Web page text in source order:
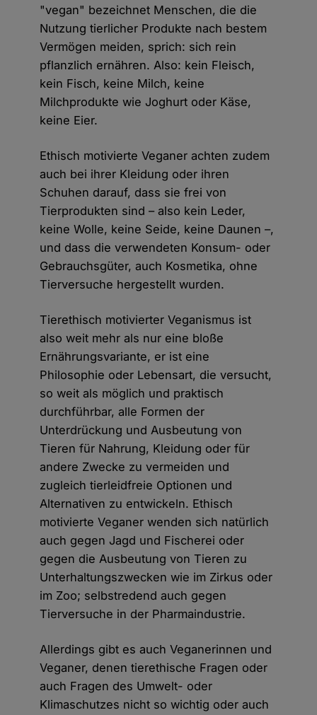
"vegan" bezeichnet Menschen, die die
Nutzung tierlicher Produkte nach bestem
Vermögen meiden, sprich: sich rein
pflanzlich ernähren. Also: kein Fleisch,
kein Fisch, keine Milch, keine
Milchprodukte wie Joghurt oder Käse,
keine Eier.
Ethisch motivierte Veganer achten zudem
auch bei ihrer Kleidung oder ihren
Schuhen darauf, dass sie frei von
Tierprodukten sind – also kein Leder,
keine Wolle, keine Seide, keine Daunen –,
und dass die verwendeten Konsum- oder
Gebrauchsgüter, auch Kosmetika, ohne
Tierversuche hergestellt wurden.
Tierethisch motivierter Veganismus ist
also weit mehr als nur eine bloße
Ernährungsvariante, er ist eine
Philosophie oder Lebensart, die versucht,
so weit als möglich und praktisch
durchführbar, alle Formen der
Unterdrückung und Ausbeutung von
Tieren für Nahrung, Kleidung oder für
andere Zwecke zu vermeiden und
zugleich tierleidfreie Optionen und
Alternativen zu entwickeln. Ethisch
motivierte Veganer wenden sich natürlich
auch gegen Jagd und Fischerei oder
gegen die Ausbeutung von Tieren zu
Unterhaltungszwecken wie im Zirkus oder
im Zoo; selbstredend auch gegen
Tierversuche in der Pharmaindustrie.
Allerdings gibt es auch Veganerinnen und
Veganer, denen tierethische Fragen oder
auch Fragen des Umwelt- oder
Klimaschutzes nicht so wichtig oder auch